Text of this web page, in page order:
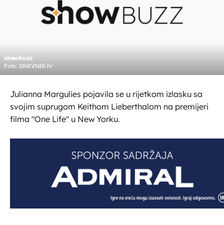
showbuzz
Foto: DNEVNIK.hr
Julianna Margulies pojavila se u rijetkom izlasku sa
svojim suprugom Keithom Lieberthalom na premijeri
filma "One Life" u New Yorku.